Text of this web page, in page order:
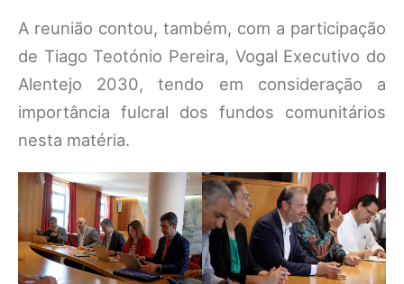
A reunião contou, também, com a participação
de Tiago Teotónio Pereira, Vogal Executivo do
Alentejo 2030, tendo em consideração a
importância fulcral dos fundos comunitários
nesta matéria.